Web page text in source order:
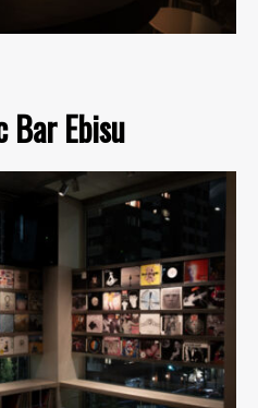
Bar Ebisu